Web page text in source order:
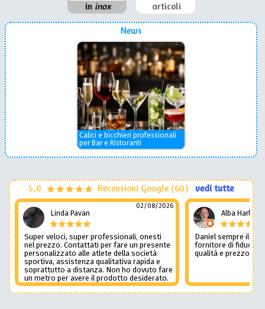
in inox articoli
News
Calici e bicchieri professionali
per Bar e Ristoranti
5,0 Recensioni Google (60) vedi tutte
Linda Pavan
02/08/2026
Super veloci, super professionali, onesti
nel prezzo. Contattati per fare un presente
personalizzato alle atlete della società
sportiva, assistenza qualitativa rapida e
soprattutto a distanza. Non ho dovuto fare
un metro per avere il prodotto desiderato.
Una assistenza del genere è rara e
preziosa. Credo li contatterò ancora in
Alba Harley
Daniel sempre il
fornitore di fiducia
qualità e prezzo